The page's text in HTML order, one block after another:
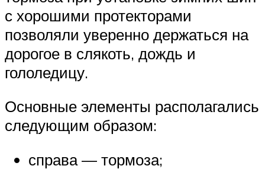
с хорошими протекторами
позволяли уверенно держаться на
дорогое в слякоть, дождь и
гололедицу.
Основные элементы располагались
следующим образом:
справа — тормоза;